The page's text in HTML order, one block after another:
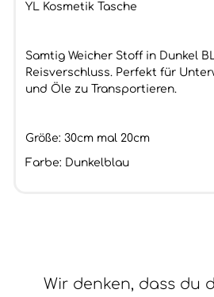
YL Kosmetik Tasche
Samtig Weicher Stoff in Dunkel
Reisverschluss. Perfekt für
und Öle zu Transportieren.
Größe: 30cm mal 20cm
Farbe: Dunkelblau
Wir denken, dass du